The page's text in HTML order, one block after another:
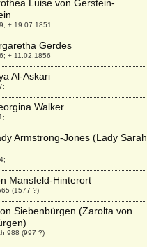
Luise von Gerstein-
+ 19.07.1851
Gerdes
+ 11.02.1856
Al-Askari
Walker
Armstrong-Jones (Lady Sarah
Mansfeld-Hinterort
(1577 ?)
Siebenbürgen (Zarolta von
988 (997 ?)